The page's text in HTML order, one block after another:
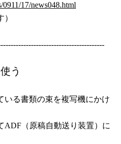
17/news048.html
う
いる書類の束を複写機にかけ
ADF（原稿自動送り装置）に